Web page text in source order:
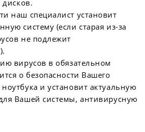
дисков.
наш специалист установит
систему (если старая из-за
не подлежит
вирусов в обязательном
о безопасности Вашего
и установит актуальную
Вашей системы, антивирусную